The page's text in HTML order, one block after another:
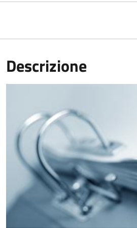
Descrizione